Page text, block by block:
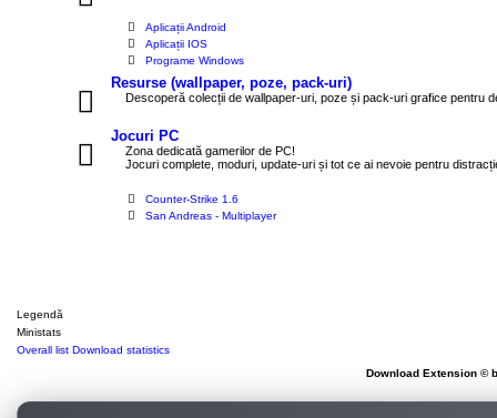
Aplicații Android
Aplicații IOS
Programe Windows
Resurse (wallpaper, poze, pack-uri)
Descoperă colecții de wallpaper-uri, poze și pack-uri grafice pentru
Jocuri PC
Zona dedicată gamerilor de PC!
Jocuri complete, moduri, update-uri și tot ce ai nevoie pentru
Counter-Strike 1.6
San Andreas - Multiplayer
Legendă
Ministats
Overall list Download statistics
Download Extension ©